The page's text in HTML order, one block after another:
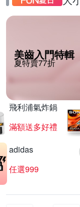
美齒入門特輯
夏特賣77折
飛利浦氣炸鍋
滿額送多好禮
adidas
任選999